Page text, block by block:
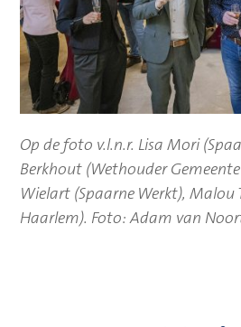
Op de foto v.l.n.r. Lisa Mori
Berkhout (Wethouder
Wielart (Spaarne Werkt),Malou
Haarlem). Foto: Adam van